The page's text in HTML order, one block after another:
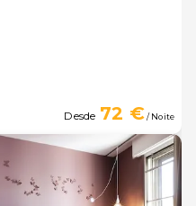
Desde 72 €/ Noite